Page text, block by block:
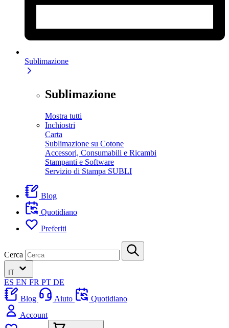
Sublimazione
Sublimazione
Mostra tutti
Inchiostri
Carta
Sublimazione su Cotone
Accessori, Consumabili e Ricambi
Stampanti e Software
Servizio di Stampa SUBLI
Blog
Quotidiano
Preferiti
Cerca
IT
ES EN FR PT DE
Blog
Aiuto
Quotidiano
Account